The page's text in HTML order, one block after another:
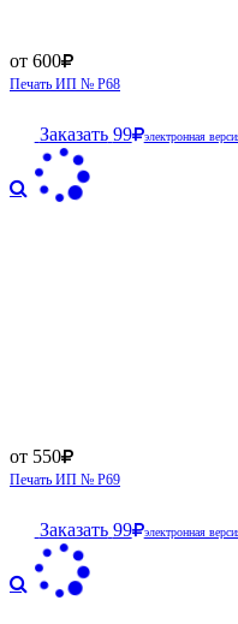
от 600
Печать ИП № Р68
Заказать 99 электронная
от 550
Печать ИП № Р69
Заказать 99 электронная